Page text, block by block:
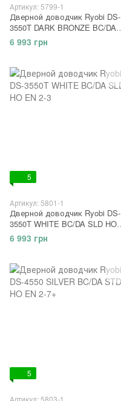
Артикул: 5799-1
Дверной доводчик Ryobi DS-
3550T DARK BRONZE BC/DA
SLD HO EN 2-3
6 993 грн
5
Артикул: 5801-1
Дверной доводчик Ryobi DS-
3550T WHITE BC/DA SLD HO
EN 2-3
6 993 грн
5
Артикул: 5803-1